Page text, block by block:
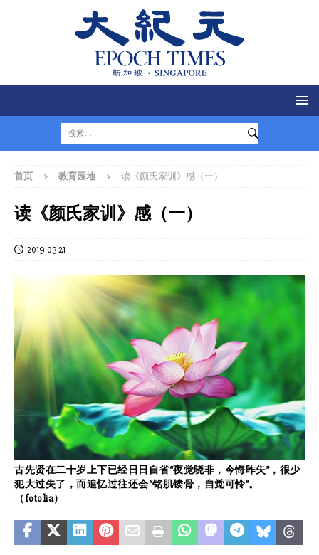
首页 教育园地 读《颜氏家训》感（一）
读《颜氏家训》感（一）
2019-03-21
古先贤在二十岁上下已经日日自省“夜觉晓非，今悔昨失”，很少
犯大过失了，而追忆过往还会“铭肌镂骨，自觉可怜”。
（fotolia）